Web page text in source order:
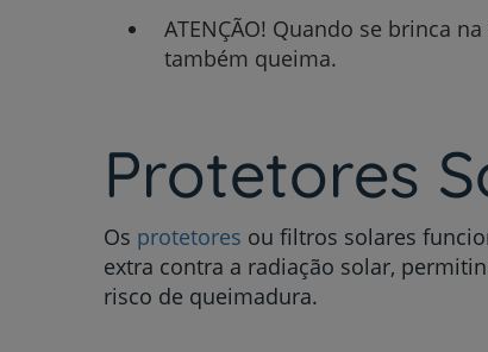
Para
Contacte-nos
ATENÇÃO! Quando se brinca
também queima.
Protetores
Os protetores ou filtros solares
extra contra a radiação solar,
risco de queimadura.